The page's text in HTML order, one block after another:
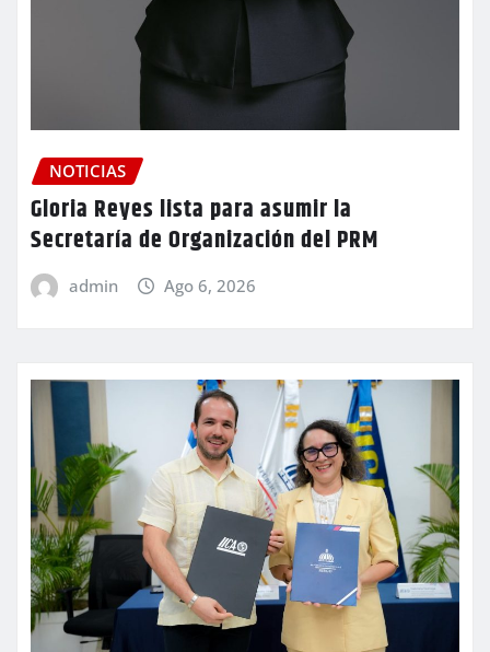
NOTICIAS
Gloria Reyes lista para asumir la
Secretaría de Organización del PRM
admin Ago 6, 2026